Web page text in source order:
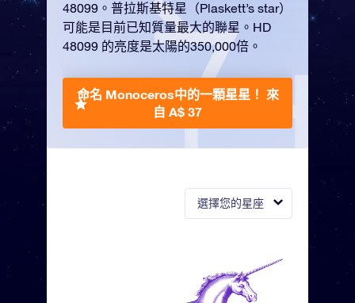
選擇您的星座
48099。普拉斯基特星（Plaskett’s star）
可能是目前已知質量最大的聯星。HD
48099 的亮度是太陽的350,000倍。
命名 Monoceros中的一顆星星！ 來
自 A$ 37